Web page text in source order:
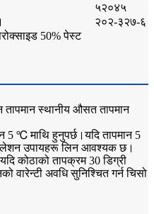
५२०४५
२०२-३२७-६
50% पेस्ट
तापमान स्थानीय औसत तापमान
5 ℃ माथि हुनुपर्छ।यदि तापमान 5
उपायहरू लिन आवश्यक छ।
कोठाको तापक्रम 30 डिग्री
वारेन्टी अवधि सुनिश्चित गर्न चिसो